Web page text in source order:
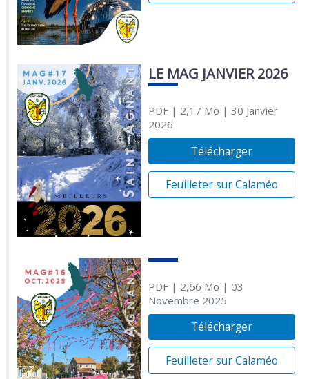
LE MAG JANVIER 2026
PDF| 2,17 Mo | 30 Janvier
2026
Télécharger
Feuilleter sur Calaméo
PDF| 2,66 Mo | 03
Novembre 2025
Télécharger
Feuilleter sur Calaméo